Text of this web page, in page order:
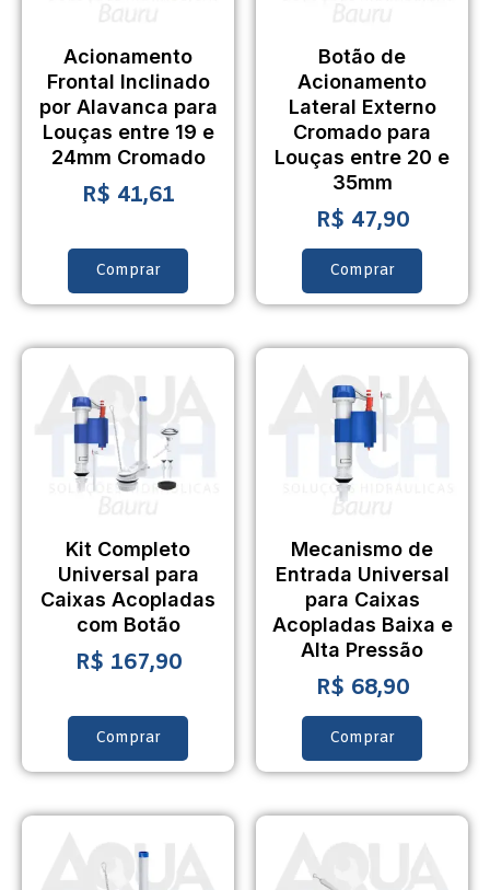
Acionamento
Frontal Inclinado
por Alavanca para
Louças entre 19 e
24mm Cromado
R$ 41,61
Comprar
Botão de
Acionamento
Lateral Externo
Cromado para
Louças entre 20 e
35mm
R$ 47,90
Comprar
Kit Completo
Universal para
Caixas Acopladas
com Botão
R$ 167,90
Comprar
Mecanismo de
Entrada Universal
para Caixas
Acopladas Baixa e
Alta Pressão
R$ 68,90
Comprar